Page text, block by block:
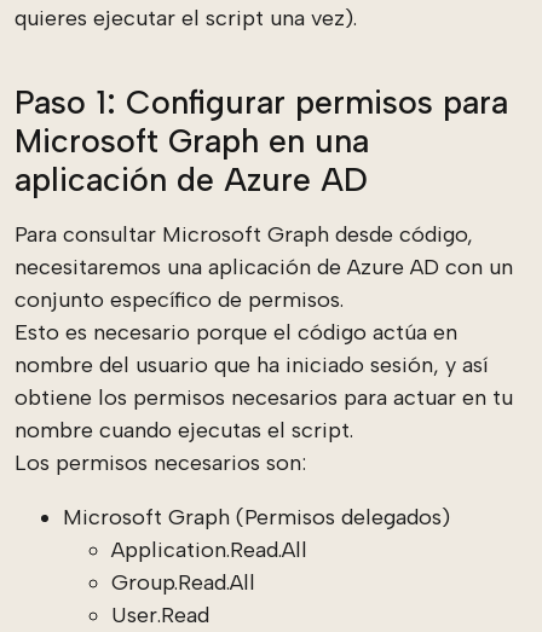
quieres ejecutar el script una vez).
Paso 1: Configurar permisos para
Microsoft Graph en una
aplicación de Azure AD
Para consultar Microsoft Graph desde código,
necesitaremos una aplicación de Azure AD con un
conjunto específico de permisos.
Esto es necesario porque el código actúa en
nombre del usuario que ha iniciado sesión, y así
obtiene los permisos necesarios para actuar en tu
nombre cuando ejecutas el script.
Los permisos necesarios son:
Microsoft Graph (Permisos delegados)
Application.Read.All
Group.Read.All
User.Read